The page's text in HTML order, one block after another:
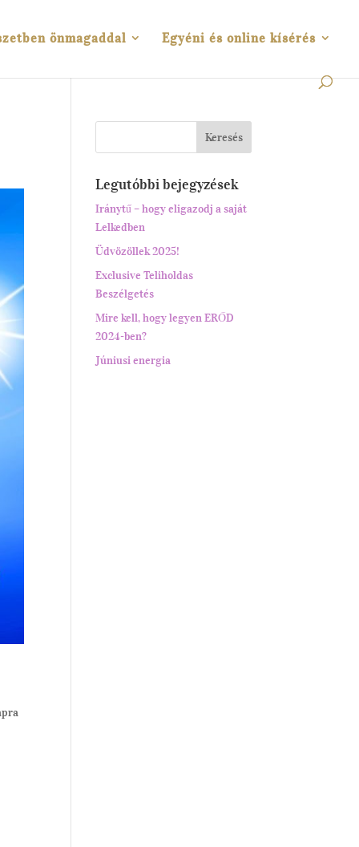
önmagaddal Egyéni és online kísérés
Legutóbbi bejegyzések
Iránytű – hogy eligazodj a saját
Lelkedben
Üdvözöllek 2025!
Exclusive Teliholdas
Beszélgetés
Mire kell, hogy legyen ERŐD
2024-ben?
Júniusi energia